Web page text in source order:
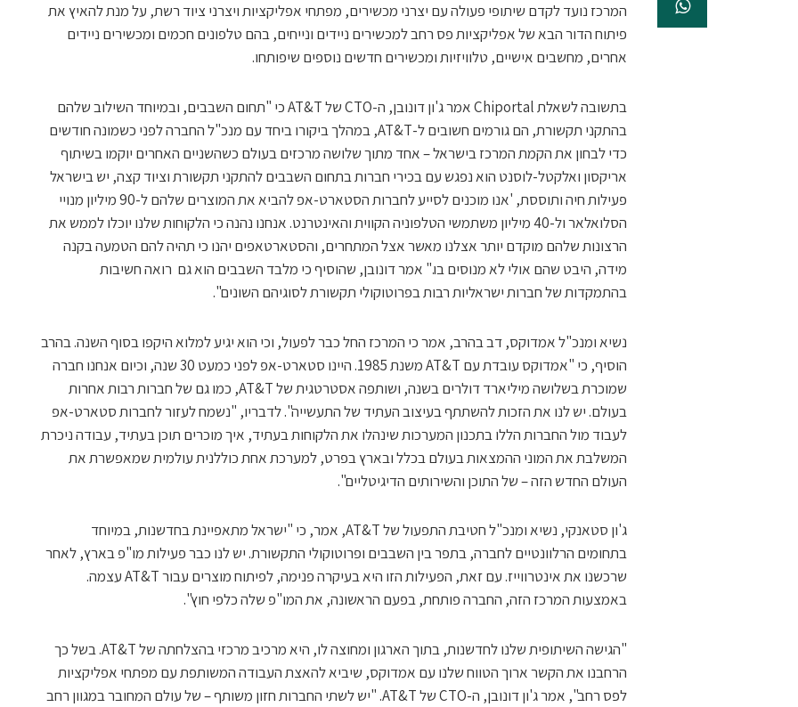
המרכז נועד לקדם שיתופי פעולה עם יצרני מכשירים, מפתחי אפליקציות ויצרני ציוד רשת, על מנת להאיץ את
פיתוח הדור הבא של אפליקציות פס רחב למכשירים ניידים ונייחים, בהם טלפונים חכמים ומכשירים ניידים
אחרים, מחשבים אישיים, טלוויזיות ומכשירים חדשים נוספים שיפותחו.
בתשובה לשאלת Chiportal אמר ג'ון דונובן, ה-CTO של AT&T כי "תחום השבבים, ובמיוחד השילוב שלהם
בהתקני תקשורת, הם גורמים חשובים ל-AT&T, במהלך ביקורו ביחד עם מנכ"ל החברה לפני כשמונה חודשים
כדי לבחון את הקמת המרכז בישראל – אחד מתוך שלושה מרכזים בעולם כשהשניים האחרים יוקמו בשיתוף
אריקסון ואלקטל-לוסנט הוא נפגש עם בכירי חברות בתחום השבבים להתקני תקשורת וציוד קצה, יש בישראל
פעילות חיה ותוססת, 'אנו מוכנים לסייע לחברות הסטארט-אפ להביא את המוצרים שלהם ל-90 מיליון מנויי
הסלואלאר ול-40 מיליון משתמשי הטלפוניה הקווית והאינטרנט. אנחנו נהנה כי הלקוחות שלנו יוכלו לממש את
הרצונות שלהם מוקדם יותר אצלנו מאשר אצל המתחרים, והסטארטאפים יהנו כי תהיה להם הטמעה בקנה
מידה, היבט שהם אולי לא מנוסים בו." אמר דונובן, שהוסיף כי מלבד השבבים הוא גם רואה חשיבות
בהתמקדות של חברות ישראליות רבות בפרוטוקולי תקשורת לסוגיהם השונים".
נשיא ומנכ"ל אמדוקס, דב בהרב, אמר כי המרכז החל כבר לפעול, וכי הוא יגיע למלוא היקפו בסוף השנה. בהרב
הוסיף, כי "אמדוקס עובדת עם AT&T משנת 1985. היינו סטארט-אפ לפני כמעט 30 שנה, וכיום אנחנו חברה
שמוכרת בשלושה מיליארד דולרים בשנה, ושותפה אסטרטגית של AT&T, כמו גם של חברות רבות אחרות
בעולם. יש לנו את הזכות להשתתף בעיצוב העתיד של התעשייה". לדבריו, "נשמח לעזור לחברות סטארט-אפ
לעבוד מול החברות הללו בתכנון המערכות שינהלו את הלקוחות בעתיד, איך מוכרים תוכן בעתיד, עבודה ניכרת
המשלבת את המוני ההמצאות בעולם בכלל ובארץ בפרט, למערכת אחת כוללנית עולמית שמאפשרת את
העולם החדש הזה – של התוכן והשירותים הדיגיטליים".
ג'ון סטאנקי, נשיא ומנכ"ל חטיבת התפעול של AT&T, אמר, כי "ישראל מתאפיינת בחדשנות, במיוחד
בתחומים הרלוונטיים לחברה, בתפר בין השבבים ופרוטוקולי התקשורת. יש לנו כבר פעילות מו"פ בארץ, לאחר
שרכשנו את אינטרווייז. עם זאת, הפעילות הזו היא בעיקרה פנימה, לפיתוח מוצרים עבור AT&T עצמה.
באמצעות המרכז הזה, החברה פותחת, בפעם הראשונה, את המו"פ שלה כלפי חוץ".
"הגישה השיתופית שלנו לחדשנות, בתוך הארגון ומחוצה לו, היא מרכיב מרכזי בהצלחתה של AT&T. בשל כך
הרחבנו את הקשר ארוך הטווח שלנו עם אמדוקס, שיביא להאצת העבודה המשותפת עם מפתחי אפליקציות
לפס רחב", אמר ג'ון דונובן, ה-CTO של AT&T. "יש לשתי החברות חזון משותף – של עולם המחובר במגוון רחב